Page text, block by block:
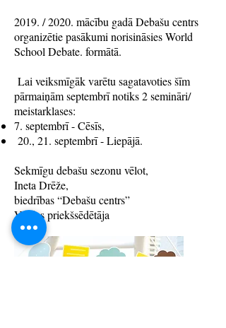
2019. / 2020. mācību gadā Debašu centrs
organizētie pasākumi norisināsies World
School Debate. formātā.
Lai veiksmīgāk varētu sagatavoties šīm
pārmaiņām septembrī notiks 2 semināri/
meistarklases:
7. septembrī - Cēsīs,
20., 21. septembrī - Liepājā.
Sekmīgu debašu sezonu vēlot,
Ineta Drēže,
biedrības “Debašu centrs”
Valdes priekšsēdētāja